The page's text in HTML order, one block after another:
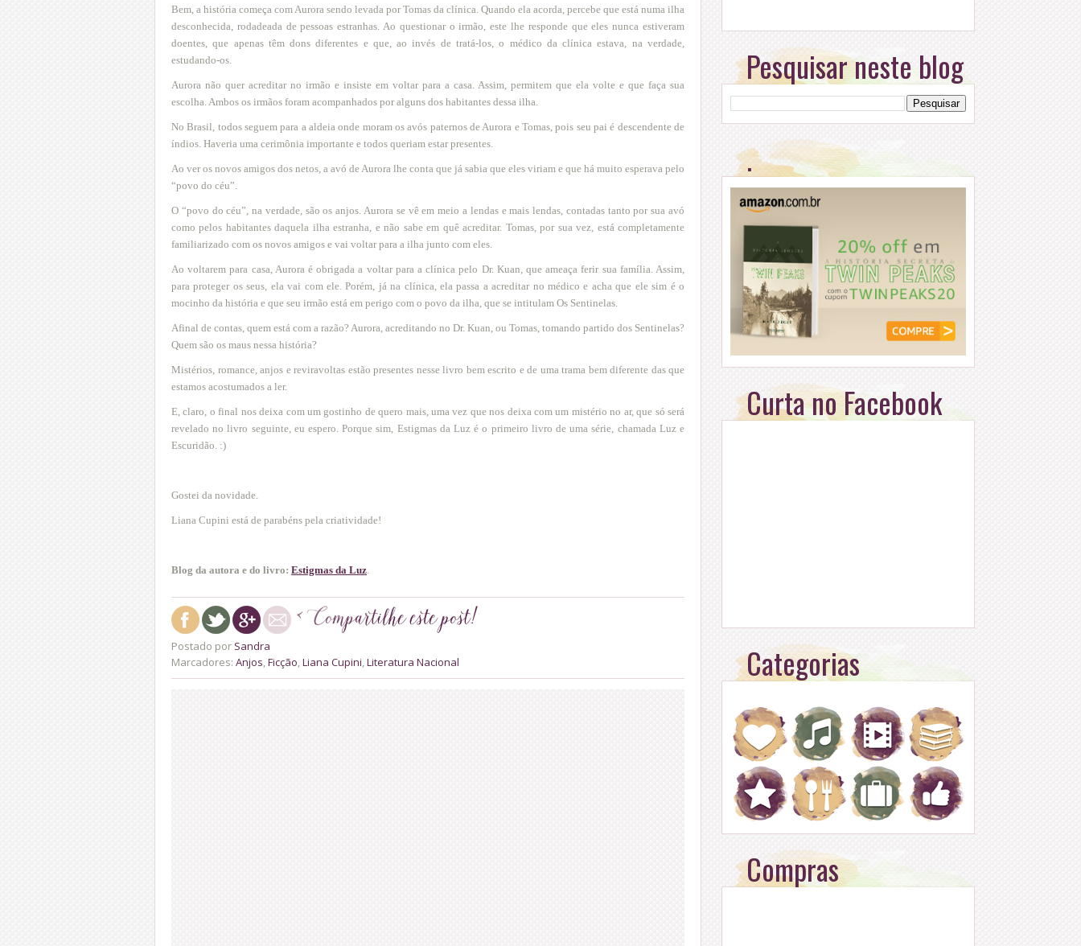
Bem, a história começa com Aurora sendo levada por Tomas da clínica. Quando ela acorda, percebe que está numa ilha
desconhecida, rodadeada de pessoas estranhas. Ao questionar o irmão, este lhe responde que eles nunca estiveram
doentes, que apenas têm dons diferentes e que, ao invés de tratá-los, o médico da clínica estava, na verdade,
estudando-os.
Aurora não quer acreditar no irmão e insiste em voltar para a casa. Assim, permitem que ela volte e que faça sua
escolha. Ambos os irmãos foram acompanhados por alguns dos habitantes dessa ilha.
No Brasil, todos seguem para a aldeia onde moram os avós paternos de Aurora e Tomas, pois seu pai é descendente de
índios. Haveria uma cerimônia importante e todos queriam estar presentes.
Ao ver os novos amigos dos netos, a avó de Aurora lhe conta que já sabia que eles viriam e que há muito esperava pelo
“povo do céu”.
O “povo do céu”, na verdade, são os anjos. Aurora se vê em meio a lendas e mais lendas, contadas tanto por sua avó
como pelos habitantes daquela ilha estranha, e não sabe em quê acreditar. Tomas, por sua vez, está completamente
familiarizado com os novos amigos e vai voltar para a ilha junto com eles.
Ao voltarem para casa, Aurora é obrigada a voltar para a clínica pelo Dr. Kuan, que ameaça ferir sua família. Assim,
para proteger os seus, ela vai com ele. Porém, já na clínica, ela passa a acreditar no médico e acha que ele sim é o
mocinho da história e que seu irmão está em perigo com o povo da ilha, que se intitulam Os Sentinelas.
Afinal de contas, quem está com a razão? Aurora, acreditando no Dr. Kuan, ou Tomas, tomando partido dos Sentinelas?
Quem são os maus nessa história?
Mistérios, romance, anjos e reviravoltas estão presentes nesse livro bem escrito e de uma trama bem diferente das que
estamos acostumados a ler.
E, claro, o final nos deixa com um gostinho de quero mais, uma vez que nos deixa com um mistério no ar, que só será
revelado no livro seguinte, eu espero. Porque sim, Estigmas da Luz é o primeiro livro de uma série, chamada Luz e
Escuridão. :)
Gostei da novidade.
Liana Cupini está de parabéns pela criatividade!
Blog da autora e do livro: Estigmas da Luz
Postado por Sandra
Marcadores: Anjos Ficção Liana Cupini Literatura Nacional
Pesquisar neste blog
.
Curta no Facebook
Categorias
Compras